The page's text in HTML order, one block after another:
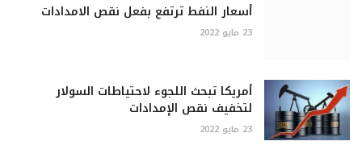
أسعار النفط ترتفع بفعل نقص الامدادات
23 مايو 2022
أمريكا تبحث اللجوء لاحتياطات السولار
لتخفيف نقص الإمدادات
23 مايو 2022